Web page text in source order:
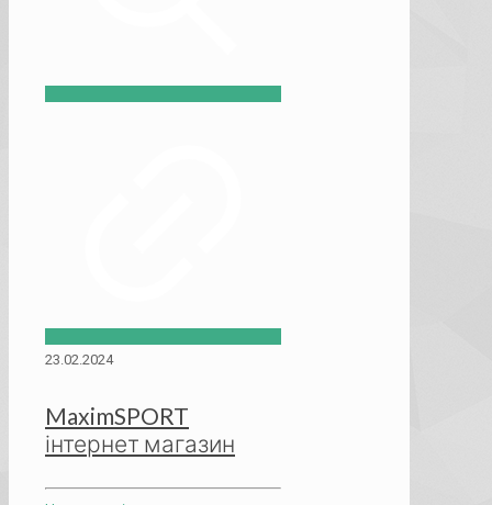
23.02.2024
MaximSPORT
інтернет магазин